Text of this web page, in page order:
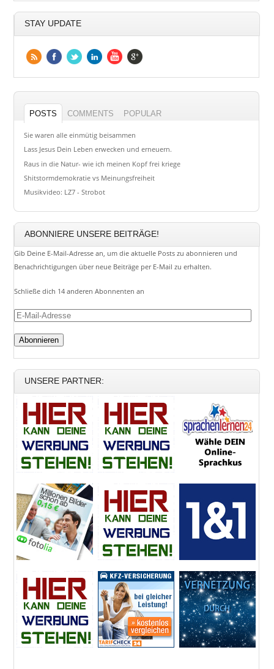
STAY UPDATE
POSTS COMMENTS POPULAR
Sie waren alle einmütig beisammen
Lass Jesus Dein Leben erwecken und erneuern.
Raus in die Natur- wie ich meinen Kopf frei kriege
Shitstormdemokratie vs Meinungsfreiheit
Musikvideo: LZ7 - Strobot
ABONNIERE UNSERE BEITRÄGE!
Gib Deine E-Mail-Adresse an, um die aktuelle Posts zu abonnieren und
Benachrichtigungen über neue Beiträge per E-Mail zu erhalten.
Schließe dich 14 anderen Abonnenten an
E-
Adresse
UNSERE PARTNER: